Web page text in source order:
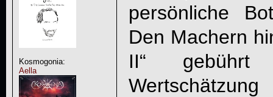
Kosmogonia:
Aella
persönliche
Den Machern
II“